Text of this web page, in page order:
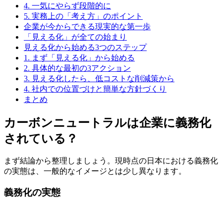
4. 一気にやらず段階的に
5. 実務上の「考え方」のポイント
企業が今からできる現実的な第一歩
「見える化」が全ての始まり
見える化から始める3つのステップ
1. まず「見える化」から始める
2. 具体的な最初の3アクション
3. 見える化したら、低コストな削減策から
4. 社内での位置づけと簡単な方針づくり
まとめ
カーボンニュートラルは企業に義務化
されている？
まず結論から整理しましょう。現時点の日本における義務化
の実態は、一般的なイメージとは少し異なります。
義務化の実態